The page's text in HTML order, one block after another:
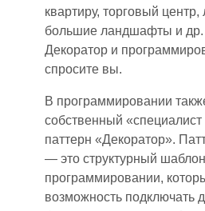
квартиру, торговый
большие ландшафты и
Декоратор и
спросите вы.
В программировании
собственный «специалист
паттерн «Декоратор».
— это структурный
программировании,
возможность подключать